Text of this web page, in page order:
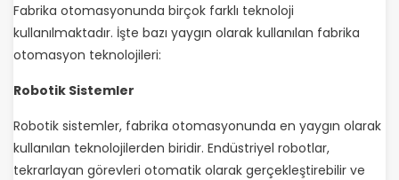
Fabrika otomasyonunda birçok farklı teknoloji
kullanılmaktadır. İşte bazı yaygın olarak kullanılan fabrika
otomasyon teknolojileri:
Robotik Sistemler
Robotik sistemler, fabrika otomasyonunda en yaygın olarak
kullanılan teknolojilerden biridir. Endüstriyel robotlar,
tekrarlayan görevleri otomatik olarak gerçekleştirebilir ve